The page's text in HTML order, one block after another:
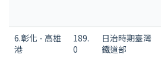
6.彰化 - 高雄
港
189.
0
日治時期臺灣
鐵道部